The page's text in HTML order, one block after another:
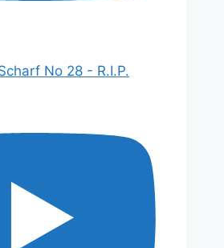
No 28 - R.I.P.